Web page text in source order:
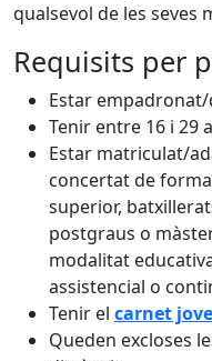
qualsevol de les seves
Requisits per
Estar empadronat/
Tenir entre 16 i 29
Estar matriculat/
concertat de
superior,
postgraus o
modalitat
assistencial o
Tenir el carnet
Queden excloses